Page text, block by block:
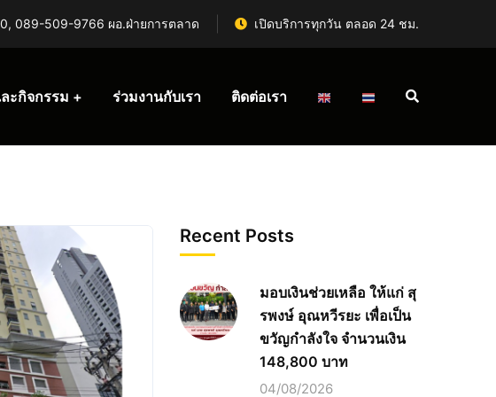
089-509-9766 ผอ.ฝ่ายการตลาด เปิดบริการทุกวัน ตลอด 24 ชม.
ะกิจกรรม ร่วมงานกับเรา ติดต่อเรา
Recent Posts
มอบเงินช่วยเหลือ ให้แก่ สุ
รพงษ์ อุณหวีรยะ เพื่อเป็น
ขวัญกำลังใจ จำนวนเงิน
148,800 บาท
04/08/2026